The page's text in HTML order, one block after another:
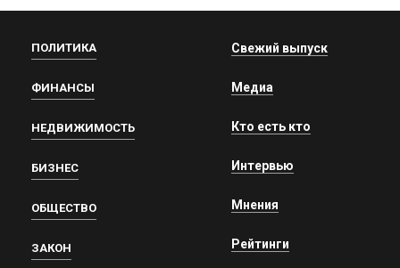
ПОЛИТИКА
ФИНАНСЫ
НЕДВИЖИМОСТЬ
БИЗНЕС
ОБЩЕСТВО
ЗАКОН
Свежий выпуск
Медиа
Кто есть кто
Интервью
Мнения
Рейтинги